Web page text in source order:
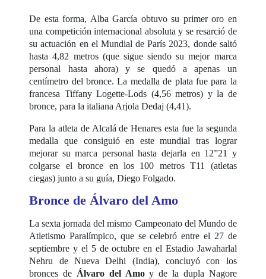
De esta forma, Alba García obtuvo su primer oro en
una competición internacional absoluta y se resarció de
su actuación en el Mundial de París 2023, donde saltó
hasta 4,82 metros (que sigue siendo su mejor marca
personal hasta ahora) y se quedó a apenas un
centímetro del bronce. La medalla de plata fue para la
francesa Tiffany Logette-Lods (4,56 metros) y la de
bronce, para la italiana Arjola Dedaj (4,41).
Para la atleta de Alcalá de Henares esta fue la segunda
medalla que consiguió en este mundial tras lograr
mejorar su marca personal hasta dejarla en 12”21 y
colgarse el bronce en los 100 metros T11 (atletas
ciegas) junto a su guía, Diego Folgado.
Bronce de Álvaro del Amo
La sexta jornada del mismo Campeonato del Mundo de
Atletismo Paralímpico, que se celebró entre el 27 de
septiembre y el 5 de octubre en el Estadio Jawaharlal
Nehru de Nueva Delhi (India), concluyó con los
bronces de Álvaro del Amoy de la dupla Nagore